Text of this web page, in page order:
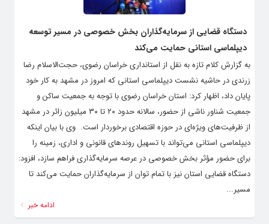
️دستگاه قضایی از سرمایه‌گذاران بخش خصوصی در مسیر توسعه
دیپلماسی استانی حمایت می‌کند
به گزارش کلام تازه به نقل از استانداری خراسان رضوی، حجت‌الاسلام رضا
زرندی در حاشیه نشست دیپلماسی استانی که امروز در مشهد به کار خود
پایان داد، اظهار کرد: استان خراسان رضوی با توجه به جمعیت ساکن و
جمعیت شناور ناشی از حضور، سالانه حدود ۲۰ تا ۳۰ میلیون زائر در مشهد
از ظرفیت‌های ویژه‌ای در حوزه اقتصادی برخوردار است. ‌ وی با بیان اینکه
دیپلماسی استانی می‌تواند با تسهیل روندهای قانونی و اداری، زمینه را
برای حضور مؤثر بخش خصوصی در عرصه سرمایه‌گذاری فراهم سازد، افزود:
دستگاه قضایی استان نیز با تمام توان از سرمایه‌گذاران حمایت می‌کند تا
مسیر...
ادامه خبر